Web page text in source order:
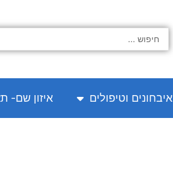
...
איבחונים וטיפולים איזון שם-